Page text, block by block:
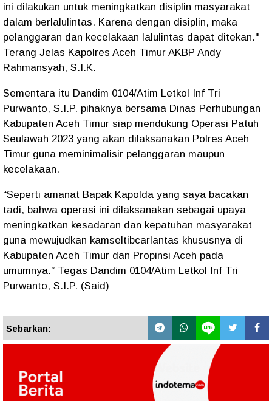
ini dilakukan untuk meningkatkan disiplin masyarakat
dalam berlalulintas. Karena dengan disiplin, maka
pelanggaran dan kecelakaan lalulintas dapat ditekan."
Terang Jelas Kapolres Aceh Timur AKBP Andy
Rahmansyah, S.I.K.
Sementara itu Dandim 0104/Atim Letkol Inf Tri
Purwanto, S.I.P. pihaknya bersama Dinas Perhubungan
Kabupaten Aceh Timur siap mendukung Operasi Patuh
Seulawah 2023 yang akan dilaksanakan Polres Aceh
Timur guna meminimalisir pelanggaran maupun
kecelakaan.
“Seperti amanat Bapak Kapolda yang saya bacakan
tadi, bahwa operasi ini dilaksanakan sebagai upaya
meningkatkan kesadaran dan kepatuhan masyarakat
guna mewujudkan kamseltibcarlantas khususnya di
Kabupaten Aceh Timur dan Propinsi Aceh pada
umumnya.” Tegas Dandim 0104/Atim Letkol Inf Tri
Purwanto, S.I.P. (Said)
Sebarkan: